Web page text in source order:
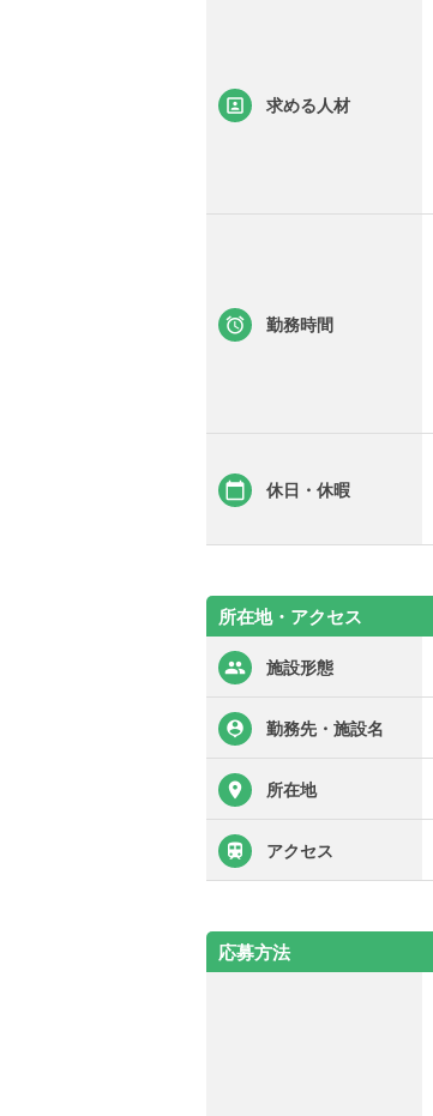
求める人材
勤務時間
休日・休暇
所在地・アクセス
施設形態
勤務先・施設名
所在地
アクセス
応募方法